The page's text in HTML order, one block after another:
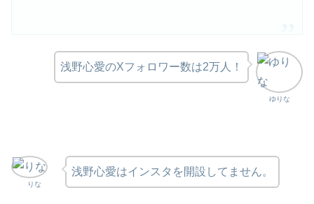
ゆりな
浅野心愛のXフォロワー数は2万人！
りな
浅野心愛はインスタを開設してません。